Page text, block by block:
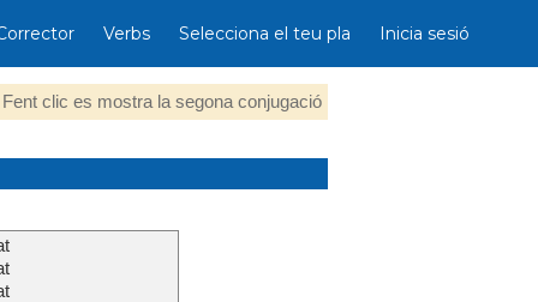
Verbs Selecciona el teu pla Inicia sesió
Fent clic es mostra la segona conjugació